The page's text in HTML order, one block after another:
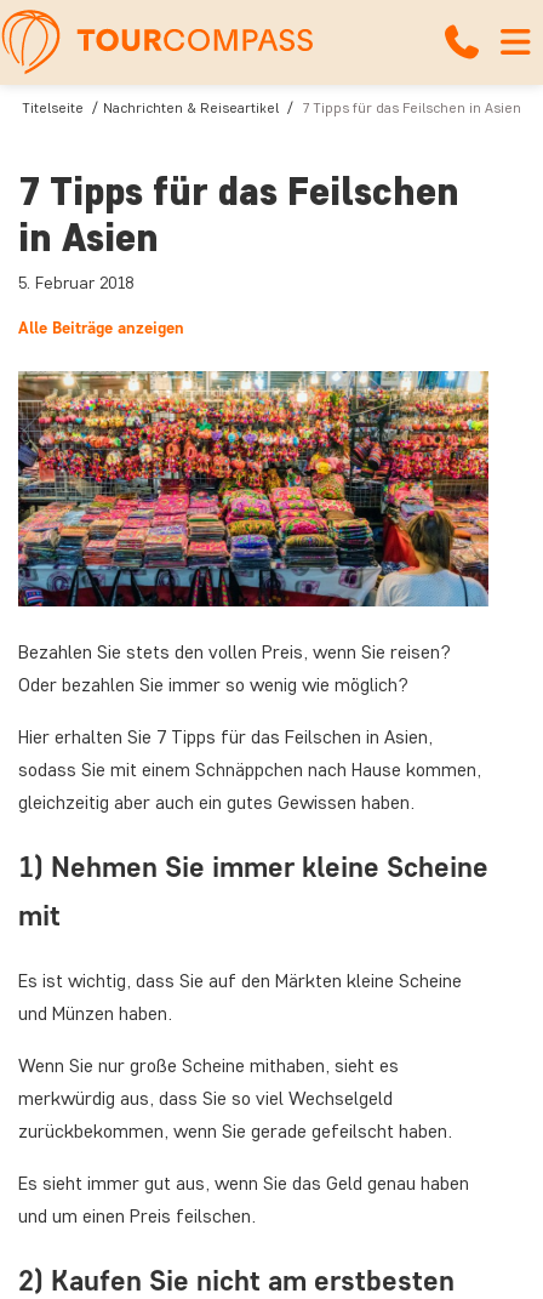
Titelseite Nachrichten & Reiseartikel 7 Tipps für das Feilschen in Asien
7 Tipps für das Feilschen
in Asien
5. Februar 2018
Alle Beiträge anzeigen
Bezahlen Sie stets den vollen Preis, wenn Sie reisen?
Oder bezahlen Sie immer so wenig wie möglich?
Hier erhalten Sie 7 Tipps für das Feilschen in Asien,
sodass Sie mit einem Schnäppchen nach Hause kommen,
gleichzeitig aber auch ein gutes Gewissen haben.
1) Nehmen Sie immer kleine Scheine
mit
Es ist wichtig, dass Sie auf den Märkten kleine Scheine
und Münzen haben.
Wenn Sie nur große Scheine mithaben, sieht es
merkwürdig aus, dass Sie so viel Wechselgeld
zurückbekommen, wenn Sie gerade gefeilscht haben.
Es sieht immer gut aus, wenn Sie das Geld genau haben
und um einen Preis feilschen.
2) Kaufen Sie nicht am erstbesten